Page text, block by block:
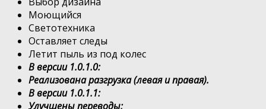
Моющийся
Светотехника
Оставляет следы
Летит пыль из под колес
В версии 1.0.1.0:
Реализована разгрузка (левая и правая).
В версии 1.0.1.1:
Улучшены переводы;